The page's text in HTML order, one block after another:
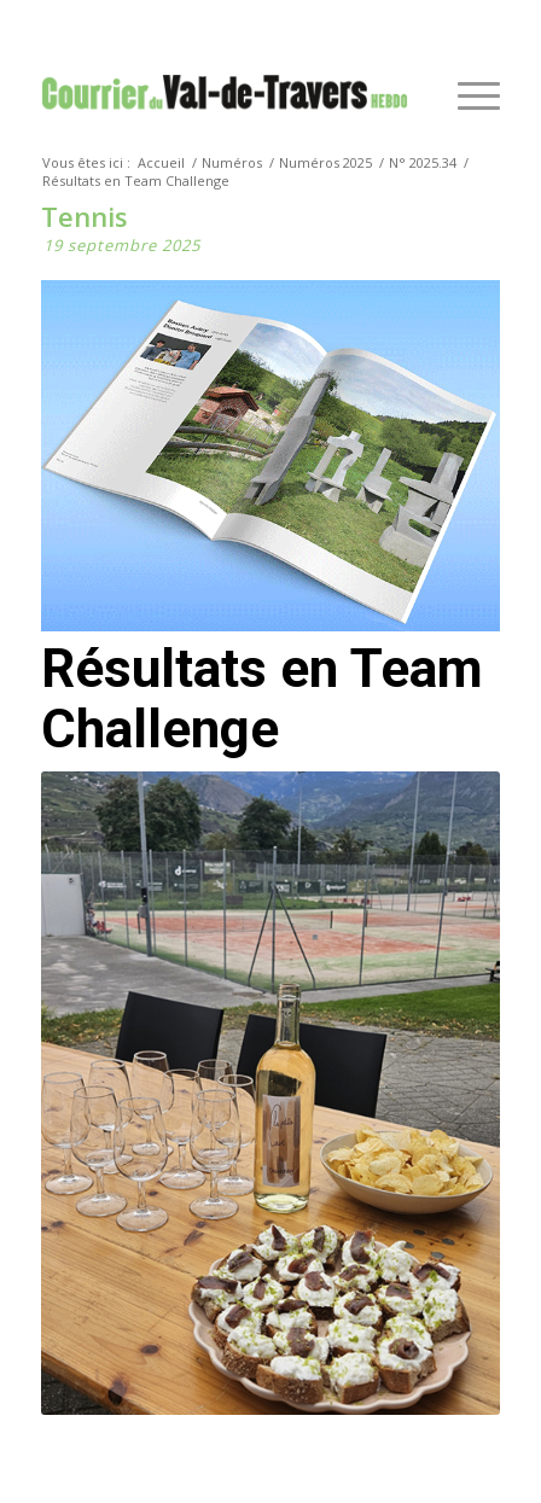
Vous êtes ici : Accueil / Numéros / Numéros 2025 / N° 2025.34 /
Résultats en Team Challenge
Tennis
19 septembre 2025
Résultats en Team
Challenge